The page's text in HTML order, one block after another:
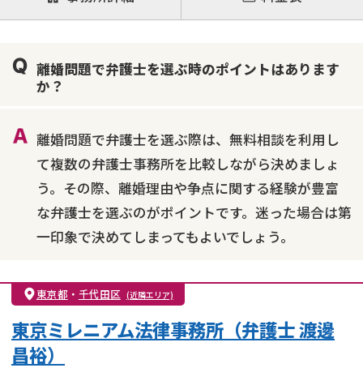
離婚前相談
離婚調停
離婚裁判
不貞・不倫慰謝料請求
国際離婚
養育費問題
財産分与
離婚問題で弁護士を選ぶ時のポイントはあります
か？
離婚問題で弁護士を選ぶ際は、無料相談を利用し
て複数の弁護士事務所を比較しながら決めましょ
う。その際、離婚理由や争点に関する経験が豊富
な弁護士を選ぶのがポイントです。迷った場合は第
一印象で決めてしまってもよいでしょう。
東京都 ・ 千代田区 (近隣エリア)
東京ミレニアム法律事務所（弁護士 渡邊
昌裕）